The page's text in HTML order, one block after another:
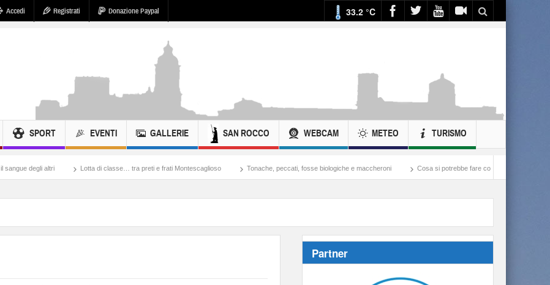
Accedi Registrati Donazione Paypal 33.2 °C
SPORT EVENTI GALLERIE SAN ROCCO WEBCAM METEO TURISMO
Lotta di classe… tra preti e frati Montescaglioso Tonache, peccati, fosse biologiche e maccheroni Cosa si potrebbe fare con ciò che si spende nella guerra all’Iran
Partner